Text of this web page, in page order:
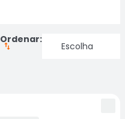
Ordenar: